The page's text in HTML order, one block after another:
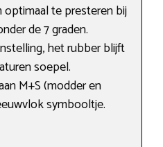
te presteren bij
de 7 graden.
het rubber blijft
soepel.
M+S (modder en
symbooltje.